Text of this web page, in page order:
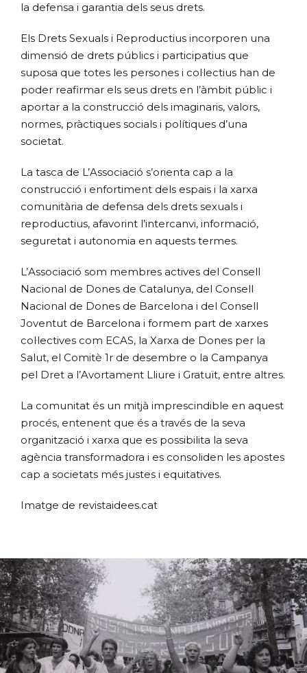
la defensa i garantia dels seus drets.
Els Drets Sexuals i Reproductius incorporen una
dimensió de drets públics i participatius que
suposa que totes les persones i col·lectius han de
poder reafirmar els seus drets en l’àmbit públic i
aportar a la construcció dels imaginaris, valors,
normes, pràctiques socials i polítiques d’una
societat.
La tasca de L’Associació s’orienta cap a la
construcció i enfortiment dels espais i la xarxa
comunitària de defensa dels drets sexuals i
reproductius, afavorint l’intercanvi, informació,
seguretat i autonomia en aquests termes.
L’Associació som membres actives del Consell
Nacional de Dones de Catalunya, del Consell
Nacional de Dones de Barcelona i del Consell
Joventut de Barcelona i formem part de xarxes
col·lectives com ECAS, la Xarxa de Dones per la
Salut, el Comitè 1r de desembre o la Campanya
pel Dret a l’Avortament Lliure i Gratuït, entre altres.
La comunitat és un mitjà imprescindible en aquest
procés, entenent que és a través de la seva
organització i xarxa que es possibilita la seva
agència transformadora i es consoliden les apostes
cap a societats més justes i equitatives.
Imatge de revistaidees.cat